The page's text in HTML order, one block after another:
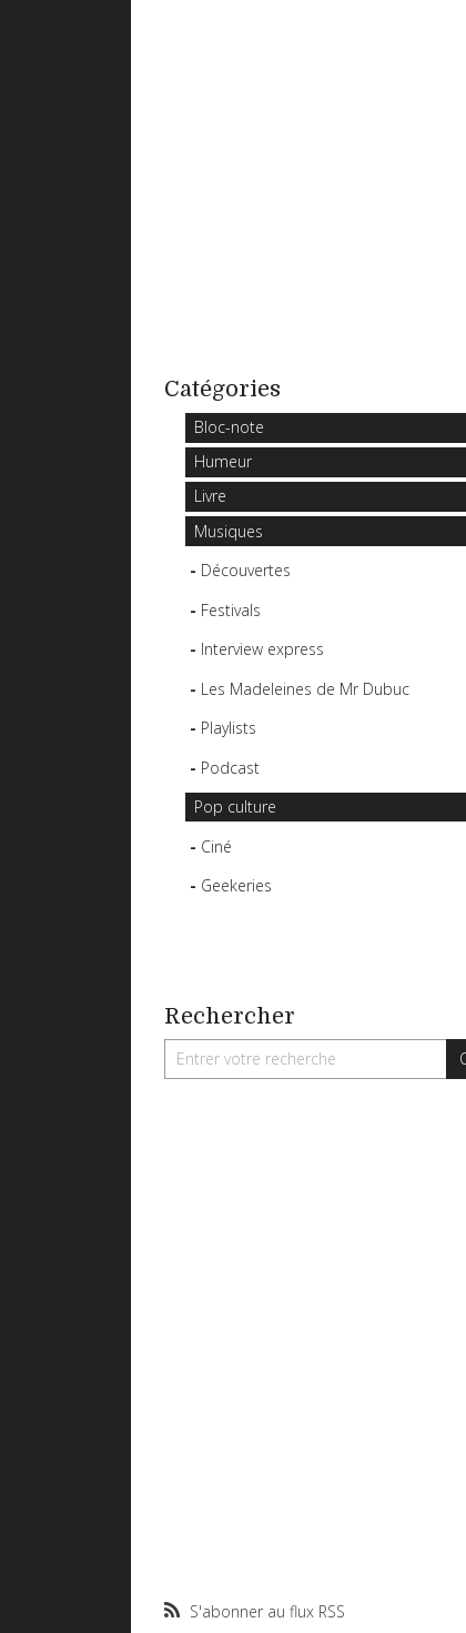
Catégories
Bloc-note
Humeur
Livre
Musiques
Découvertes
Festivals
Interview express
Les Madeleines de Mr Dubuc
Playlists
Podcast
Pop culture
Ciné
Geekeries
Rechercher
S'abonner au flux RSS